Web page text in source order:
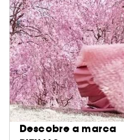
Descobre a marca